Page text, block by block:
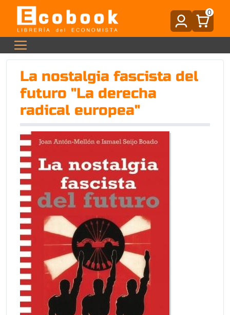
0
La nostalgia fascista del
futuro "La derecha
radical europea"